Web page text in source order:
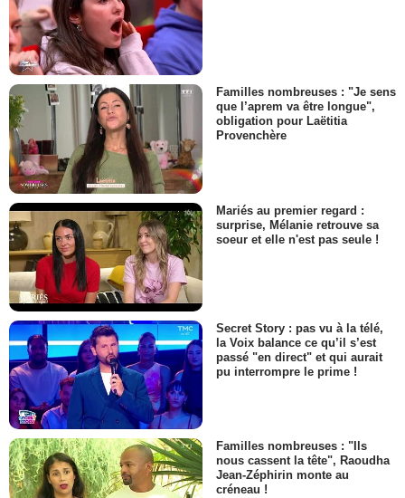
Familles nombreuses : "Je sens
que l’aprem va être longue",
obligation pour Laëtitia
Provenchère
Mariés au premier regard :
surprise, Mélanie retrouve sa
soeur et elle n'est pas seule !
Secret Story : pas vu à la télé,
la Voix balance ce qu’il s’est
passé "en direct" et qui aurait
pu interrompre le prime !
Familles nombreuses : "Ils
nous cassent la tête", Raoudha
Jean-Zéphirin monte au
créneau !